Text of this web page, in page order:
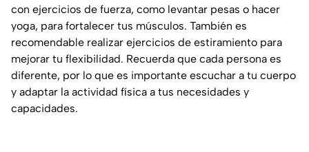
con ejercicios de fuerza, como levantar pesas o hacer
yoga, para fortalecer tus músculos. También es
recomendable realizar ejercicios de estiramiento para
mejorar tu flexibilidad. Recuerda que cada persona es
diferente, por lo que es importante escuchar a tu cuerpo
y adaptar la actividad física a tus necesidades y
capacidades.